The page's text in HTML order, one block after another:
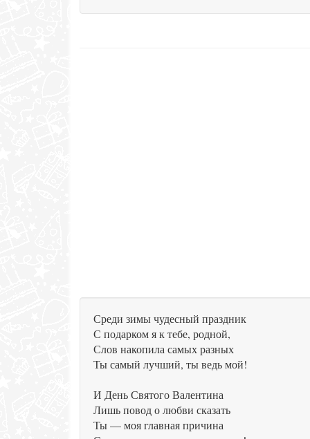
Среди зимы чудесный праздник
С подарком я к тебе, родной,
Слов накопила самых разных
Ты самый лучший, ты ведь мой!
И День Святого Валентина
Лишь повод о любви сказать
Ты — моя главная причина